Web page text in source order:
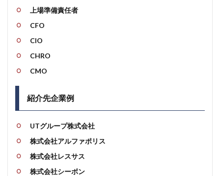
上場準備責任者
CFO
CIO
CHRO
CMO
紹介先企業例
UTグループ株式会社
株式会社アルファポリス
株式会社レスサス
株式会社シーボン